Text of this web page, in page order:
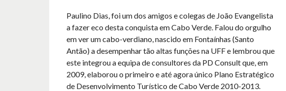
Paulino Dias, foi um dos amigos e colegas de João Evangelista
a fazer eco desta conquista em Cabo Verde. Falou do orgulho
em ver um cabo-verdiano, nascido em Fontaínhas (Santo
Antão) a desempenhar tão altas funções na UFF e lembrou que
este integrou a equipa de consultores da PD Consult que, em
2009, elaborou o primeiro e até agora único Plano Estratégico
de Desenvolvimento Turístico de Cabo Verde 2010-2013.